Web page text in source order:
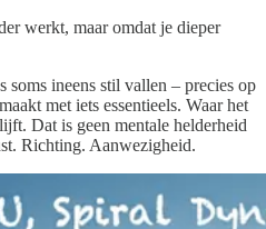
werkt, maar omdat je dieper
soms ineens stil vallen – precies op
met iets essentieels. Waar het
Dat is geen mentale helderheid
Richting. Aanwezigheid.